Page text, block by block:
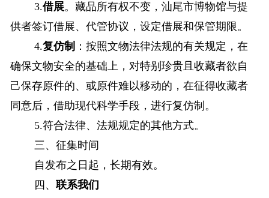
3.借展。藏品所有权不变，汕尾市博物馆与提
供者签订借展、代管协议，设定借展和保管期限。
4.复仿制 ：按照文物法律法规的有关规定，在
确保文物安全的基础上，对特别珍贵且收藏者欲自
己保存原件的、或原件难以移动的，在征得收藏者
同意后，借助现代科学手段，进行复仿制。
5.符合法律、法规规定的其他方式。
三、征集时间
自发布之日起，长期有效。
四、联系我们